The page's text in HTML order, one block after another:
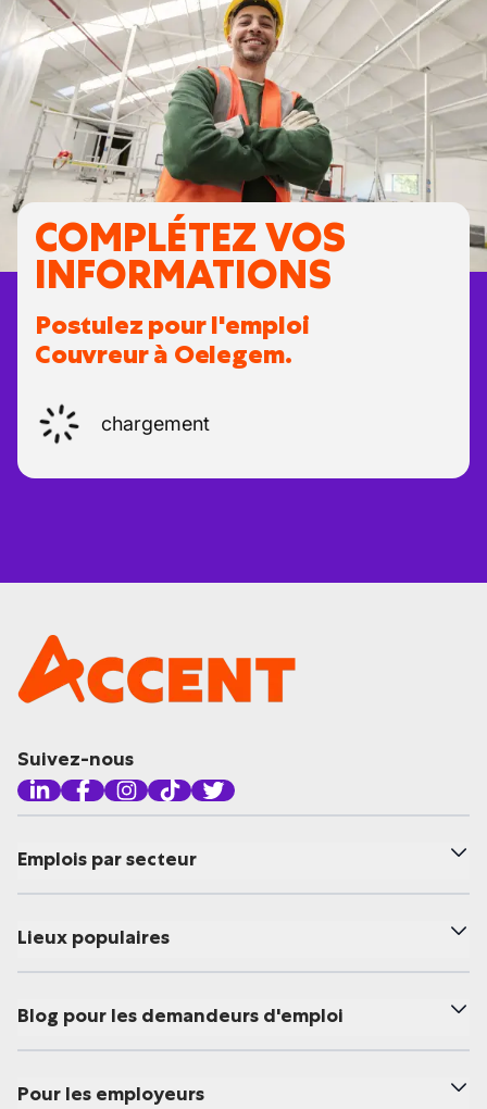
COMPLÉTEZ VOS
INFORMATIONS
Postulez pour l'emploi
Couvreur à Oelegem.
chargement
Suivez-nous
Emplois par secteur
Lieux populaires
Blog pour les demandeurs d'emploi
Pour les employeurs